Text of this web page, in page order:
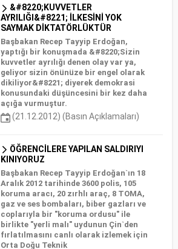
&#8220;KUVVETLER
AYRILIĞI&#8221; İLKESİNİ YOK
SAYMAK DİKTATÖRLÜKTÜR
Başbakan Recep Tayyip Erdoğan,
yaptığı bir konuşmada &#8220;Sizin
kuvvetler ayrılığı denen olay var ya,
geliyor sizin önünüze bir engel olarak
dikiliyor&#8221; diyerek demokrasi
konusundaki düşüncesini bir kez daha
açığa vurmuştur.
(21.12.2012) (Basın Açıklamaları)
ÖĞRENCİLERE YAPILAN SALDIRIYI
KINIYORUZ
Başbakan Recep Tayyip Erdoğan`ın 18
Aralık 2012 tarihinde 3600 polis, 105
koruma aracı, 20 zırhlı araç, 8 TOMA,
gaz ve ses bombaları, biber gazları ve
coplarıyla bir "koruma ordusu" ile
birlikte "yerli malı" uydunun Çin`den
fırlatılmasını canlı olarak izlemek için
Orta Doğu Teknik